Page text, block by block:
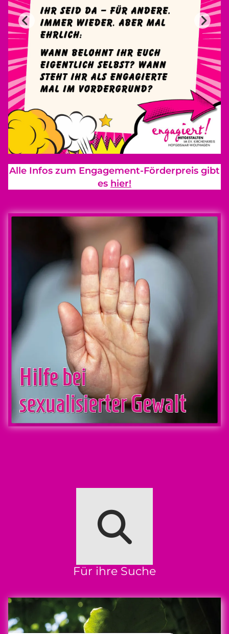
Alle Infos zum Engagement-Förderpreis gibt
es hier!
Für ihre Suche